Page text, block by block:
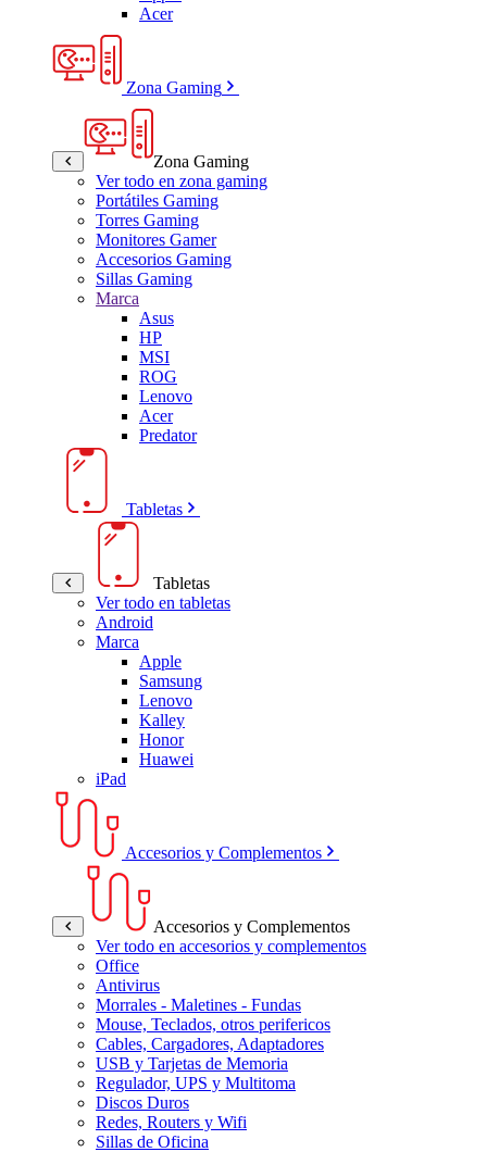
Acer
Zona Gaming
Zona Gaming
Ver todo en zona gaming
Portátiles Gaming
Torres Gaming
Monitores Gamer
Accesorios Gaming
Sillas Gaming
Marca
Asus
HP
MSI
ROG
Lenovo
Acer
Predator
Tabletas
Tabletas
Ver todo en tabletas
Android
Marca
Apple
Samsung
Lenovo
Kalley
Honor
Huawei
iPad
Accesorios y Complementos
Accesorios y Complementos
Ver todo en accesorios y complementos
Office
Antivirus
Morrales - Maletines - Fundas
Mouse, Teclados, otros perifericos
Cables, Cargadores, Adaptadores
USB y Tarjetas de Memoria
Regulador, UPS y Multitoma
Discos Duros
Redes, Routers y Wifi
Sillas de Oficina